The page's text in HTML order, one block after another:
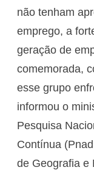
não tenham
emprego, a
geração de
comemorada,
esse grupo
informou o
Pesquisa
Contínua
de Geografia e